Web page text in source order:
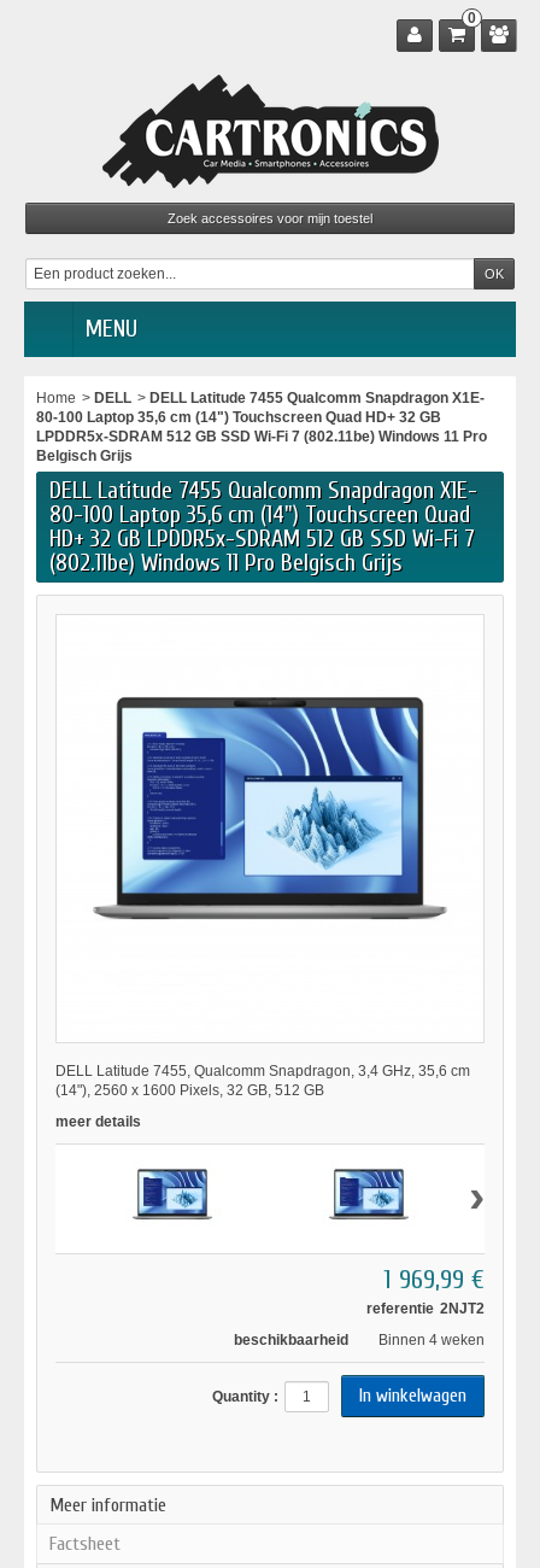
0
MENU
Home > DELL > DELL Latitude 7455 Qualcomm Snapdragon X1E-
80-100 Laptop 35,6 cm (14") Touchscreen Quad HD+ 32 GB
LPDDR5x-SDRAM 512 GB SSD Wi-Fi 7 (802.11be) Windows 11 Pro
Belgisch Grijs
DELL Latitude 7455 Qualcomm Snapdragon X1E-
80-100 Laptop 35,6 cm (14") Touchscreen Quad
HD+ 32 GB LPDDR5x-SDRAM 512 GB SSD Wi-Fi 7
(802.11be) Windows 11 Pro Belgisch Grijs
DELL Latitude 7455, Qualcomm Snapdragon, 3,4 GHz, 35,6 cm
(14"), 2560 x 1600 Pixels, 32 GB, 512 GB
meer details
›
1 969,99 €
referentie 2NJT2
beschikbaarheid
Binnen 4 weken
Quantity :
Meer informatie
Factsheet